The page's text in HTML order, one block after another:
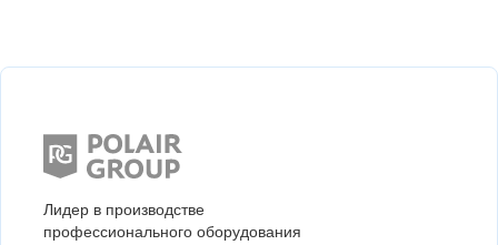
Лидер в производстве
профессионального оборудования